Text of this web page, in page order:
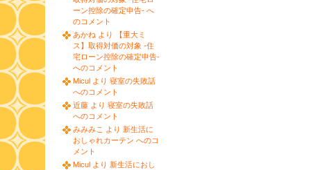
ーン控除の確定申告- へ
のコメント
あかね より 【重大ミ
ス】取得対価の対象 -住
宅ローン控除の確定申告-
へのコメント
Micul より 寝室の失敗話
へのコメント
近藤 より 寝室の失敗話
へのコメント
みみみこ より 新生活に
おしゃれカーテン へのコ
メント
Micul より 新生活におし